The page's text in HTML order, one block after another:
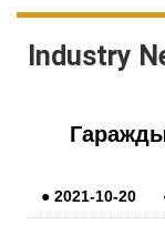
Industry
● 2021-10-20